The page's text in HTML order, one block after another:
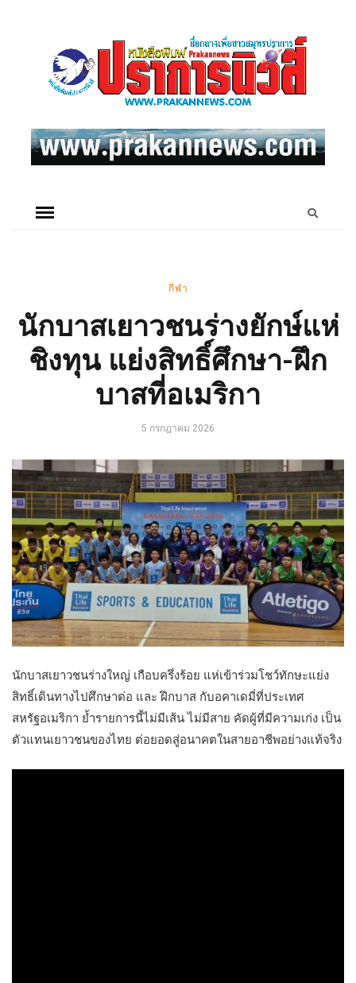
กีฬา
นักบาสเยาวชนร่างยักษ์แห่
ชิงทุน แย่งสิทธิ์ศึกษา-ฝึก
บาสที่อเมริกา
5 กรกฎาคม 2026
นักบาสเยาวชนร่างใหญ่ เกือบครึ่งร้อย แห่เข้าร่วมโชว์ทักษะแย่ง
สิทธิ์เดินทางไปศึกษาต่อ และ ฝึกบาส กับอคาเดมี่ที่ประเทศ
สหรัฐอเมริกา ย้ำรายการนี้ไม่มีเส้น ไม่มีสาย คัดผู้ที่มีความเก่ง เป็น
ตัวแทนเยาวชนของไทย ต่อยอดสู่อนาคตในสายอาชีพอย่างแท้จริง